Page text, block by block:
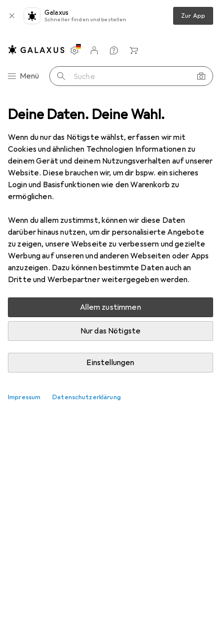
Deine Daten. Deine Wahl.
Wenn du nur das Nötigste wählst, erfassen wir mit
Cookies und ähnlichen Technologien Informationen zu
deinem Gerät und deinem Nutzungsverhalten auf unserer
Website. Diese brauchen wir, um dir bspw. ein sicheres
Login und Basisfunktionen wie den Warenkorb zu
ermöglichen.
Wenn du allem zustimmst, können wir diese Daten
darüber hinaus nutzen, um dir personalisierte Angebote
zu zeigen, unsere Webseite zu verbessern und gezielte
Werbung auf unseren und anderen Webseiten oder Apps
anzuzeigen. Dazu können bestimmte Daten auch an
Dritte und Werbepartner weitergegeben werden.
Allem zustimmen
Nur das Nötigste
Einstellungen
Impressum Datenschutzerklärung
Galaxus
Schneller finden und bestellen Zur App
Navigation nach Kategorien
Menü Suche
Einstellungen
Kundenkonto
Vergleichslisten
Merklisten
Warenkorb
Abus IP Mini Dome 4 MPx Schwarz (4 mm)
EUR
209,98
Abus
IP Mini Dome 4 MPx Schwarz (4
mm)
2688 x 1520 Pixel
MPx Schwarz (4 mm)
Hier findest du passendes Zubehör zum Produkt Abus IP
Mini Dome 4 MPx Schwarz (4 mm).
Relevanz
Produktliste
Keine Produkte gefunden